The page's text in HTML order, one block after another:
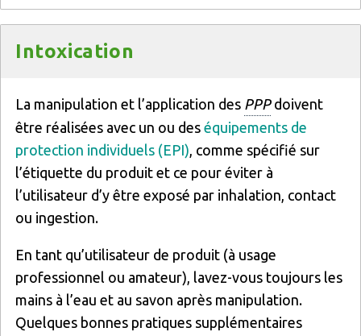
Intoxication
La manipulation et l’application des PPPdoivent
être réalisées avec un ou des équipements de
protection individuels (EPI) , comme spécifié sur
l’étiquette du produit et ce pour éviter à
l’utilisateur d’y être exposé par inhalation, contact
ou ingestion.
En tant qu’utilisateur de produit (à usage
professionnel ou amateur), lavez-vous toujours les
mains à l’eau et au savon après manipulation.
Quelques bonnes pratiques supplémentaires